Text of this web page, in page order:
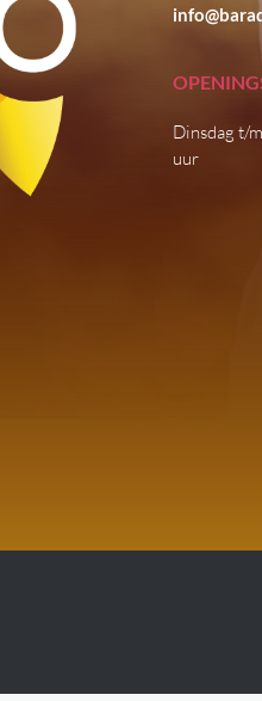
Dinsdag t/
uur